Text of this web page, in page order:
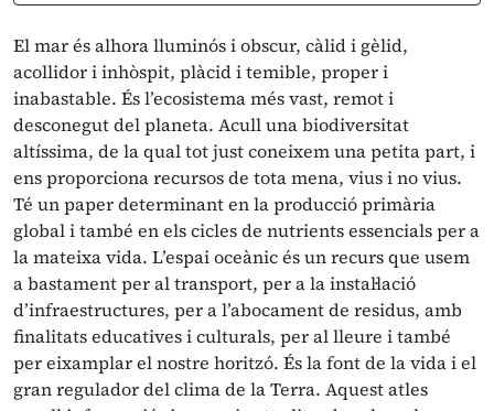
El mar és alhora lluminós i obscur, càlid i gèlid,
acollidor i inhòspit, plàcid i temible, proper i
inabastable. És l’ecosistema més vast, remot i
desconegut del planeta. Acull una biodiversitat
altíssima, de la qual tot just coneixem una petita part, i
ens proporciona recursos de tota mena, vius i no vius.
Té un paper determinant en la producció primària
global i també en els cicles de nutrients essencials per a
la mateixa vida. L’espai oceànic és un recurs que usem
a bastament per al transport, per a la instal·lació
d’infraestructures, per a l’abocament de residus, amb
finalitats educatives i culturals, per al lleure i també
per eixamplar el nostre horitzó. És la font de la vida i el
gran regulador del clima de la Terra. Aquest atles